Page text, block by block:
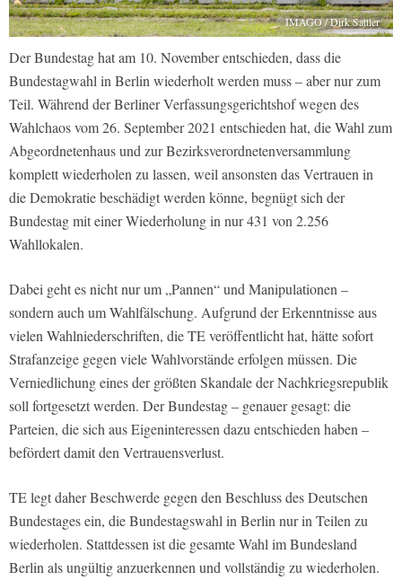
IMAGO / Dirk Sattler
Der Bundestag hat am 10. November entschieden, dass die
Bundestagwahl in Berlin wiederholt werden muss – aber nur zum
Teil. Während der Berliner Verfassungsgerichtshof wegen des
Wahlchaos vom 26. September 2021 entschieden hat, die Wahl zum
Abgeordnetenhaus und zur Bezirksverordnetenversammlung
komplett wiederholen zu lassen, weil ansonsten das Vertrauen in
die Demokratie beschädigt werden könne, begnügt sich der
Bundestag mit einer Wiederholung in nur 431 von 2.256
Wahllokalen.
Dabei geht es nicht nur um „Pannen“ und Manipulationen –
sondern auch um Wahlfälschung. Aufgrund der Erkenntnisse aus
vielen Wahlniederschriften, die TE veröffentlicht hat, hätte sofort
Strafanzeige gegen viele Wahlvorstände erfolgen müssen. Die
Verniedlichung eines der größten Skandale der Nachkriegsrepublik
soll fortgesetzt werden. Der Bundestag – genauer gesagt: die
Parteien, die sich aus Eigeninteressen dazu entschieden haben –
befördert damit den Vertrauensverlust.
TE legt daher Beschwerde gegen den Beschluss des Deutschen
Bundestages ein, die Bundestagswahl in Berlin nur in Teilen zu
wiederholen. Stattdessen ist die gesamte Wahl im Bundesland
Berlin als ungültig anzuerkennen und vollständig zu wiederholen.